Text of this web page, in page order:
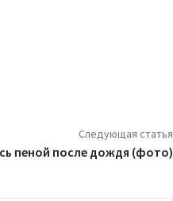
Следующая статья
пеной после дождя (фото)